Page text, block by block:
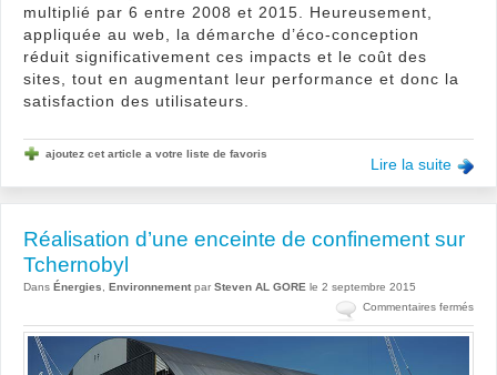
multiplié par 6 entre 2008 et 2015. Heureusement,
appliquée au web, la démarche d’éco-conception
réduit significativement ces impacts et le coût des
sites, tout en augmentant leur performance et donc la
satisfaction des utilisateurs.
Lire la suite
ajoutez cet article a votre liste de favoris
Réalisation d’une enceinte de confinement sur
Tchernobyl
Dans Énergies Environnement par Steven AL GORE le 2 septembre 2015
Commentaires ferméssur